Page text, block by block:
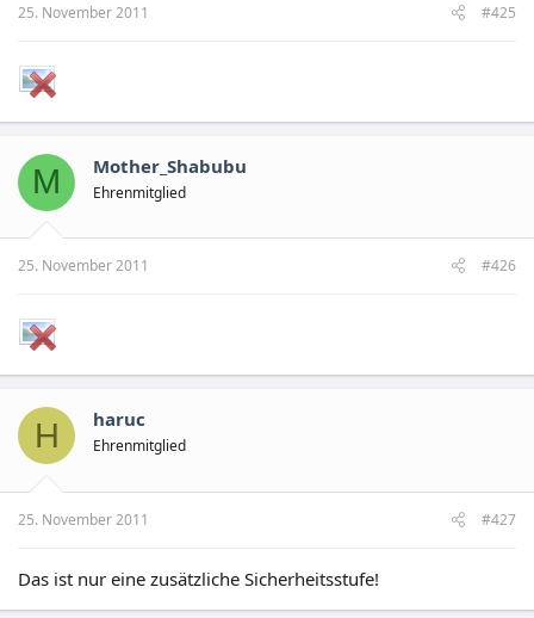
25. November 2011 #425
M Mother_Shabubu
Ehrenmitglied
25. November 2011 #426
H haruc
Ehrenmitglied
25. November 2011 #427
Das ist nur eine zusätzliche Sicherheitsstufe!